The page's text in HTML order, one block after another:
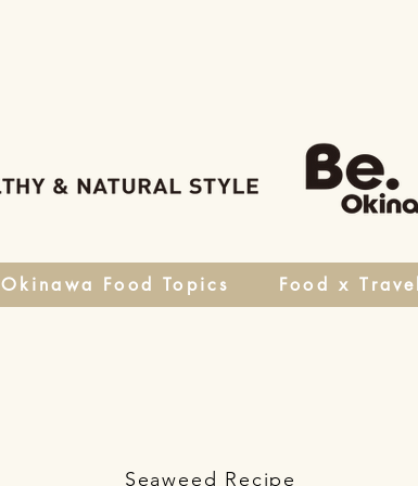
Okinawa Food Topics Food x Travel
Seaweed Recipe